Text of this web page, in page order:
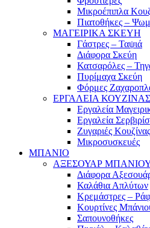
Μικροέπιπλα
Πιατοθήκες –
ΜΑΓΕΙΡΙΚΑ ΣΚΕΥΗ
Γάστρες – Ταψιά
Διάφορα Σκεύη
Κατσαρόλες –
Πυρίμαχα Σκεύη
Φόρμες
ΕΡΓΑΛΕΙΑ ΚΟΥΖΙΝΑΣ
Εργαλεία
Εργαλεία
Ζυγαριές Κουζίνας
Μικροσυσκευές
ΜΠΑΝΙΟ
ΑΞΕΣΟΥΑΡ
Διάφορα
Καλάθια Απλύτων
Κρεμάστρες –
Κουρτίνες
Σαπουνοθήκες